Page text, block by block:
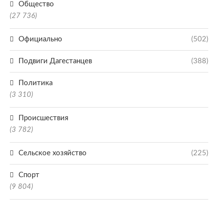
Общество
(27 736)
Официально (502)
Подвиги Дагестанцев (388)
Политика
(3 310)
Происшествия
(3 782)
Сельское хозяйство (225)
Спорт
(9 804)